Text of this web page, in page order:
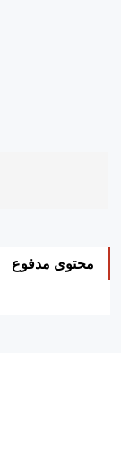
محتوى مدفوع